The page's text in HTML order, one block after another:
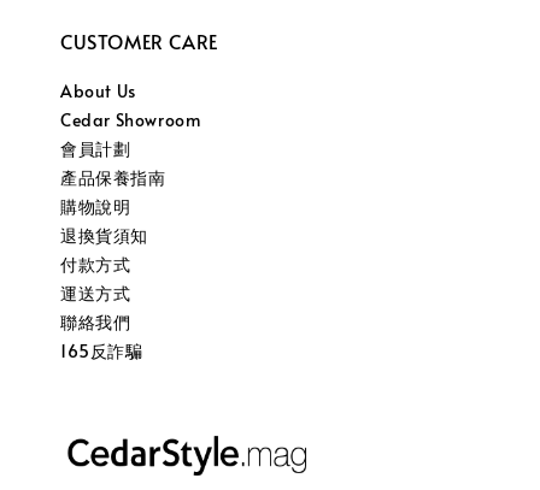
CUSTOMER CARE
About Us
Cedar Showroom
會員計劃
產品保養指南
購物說明
退換貨須知
付款方式
運送方式
聯絡我們
165反詐騙